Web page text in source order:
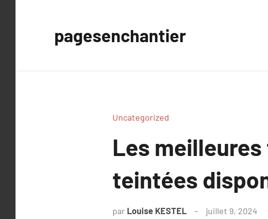
pagesenchantier
Uncategorized
Les
teintées
par Louise KESTEL juillet 9, 2024